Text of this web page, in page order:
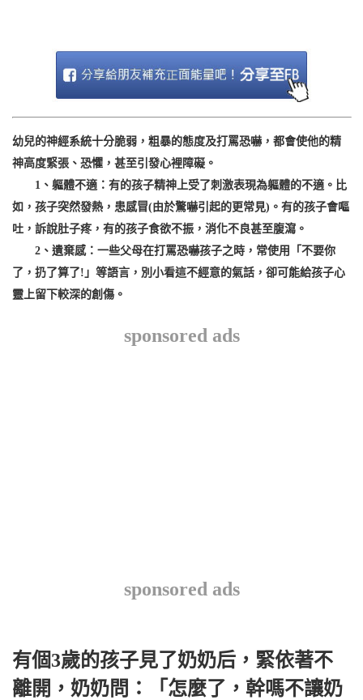
幼兒的神經系統十分脆弱，粗暴的態度及打罵恐嚇，都會使他的精
神高度緊張、恐懼，甚至引發心裡障礙。
1、軀體不適：有的孩子精神上受了刺激表現為軀體的不適。比
如，孩子突然發熱，患感冒(由於驚嚇引起的更常見)。有的孩子會嘔
吐，訴說肚子疼，有的孩子食欲不振，消化不良甚至腹瀉。
2、遺棄感：一些父母在打罵恐嚇孩子之時，常使用「不要你
了，扔了算了!」等語言，別小看這不經意的氣話，卻可能給孩子心
靈上留下較深的創傷。
sponsored ads
sponsored ads
有個3歲的孩子見了奶奶后，緊依著不
離開，奶奶問：「怎麼了，幹嗎不讓奶